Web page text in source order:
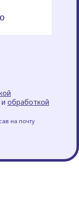
и обработкой
на почту